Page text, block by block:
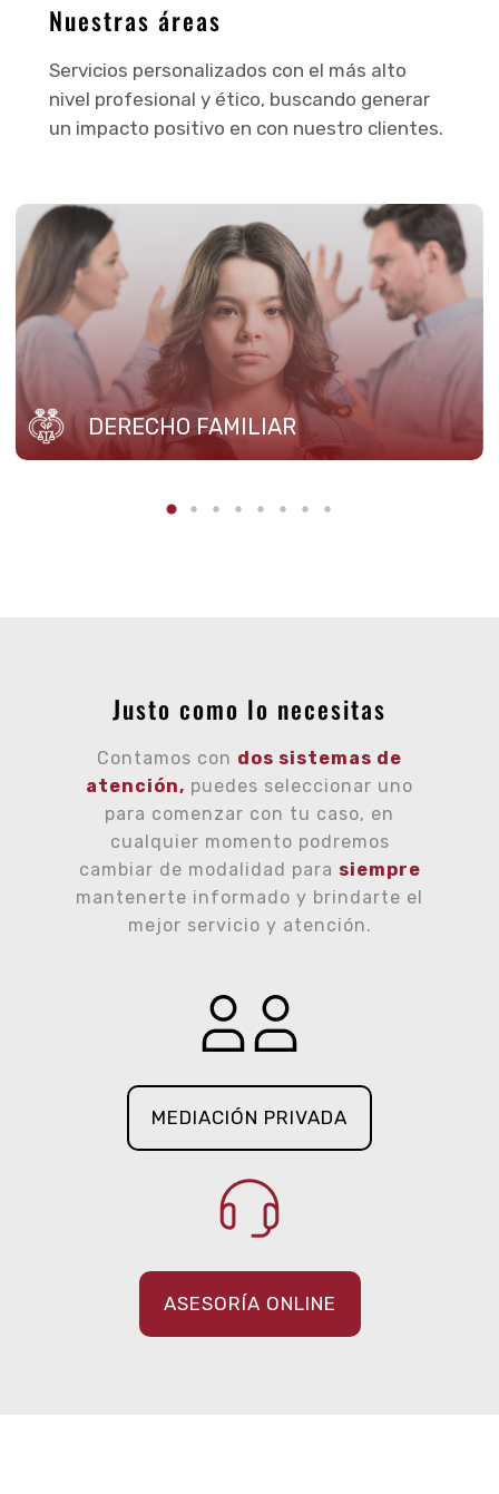
Nuestras áreas
Servicios personalizados con el más alto
nivel profesional y ético, buscando generar
un impacto positivo en con nuestro clientes.
DERECHO FAMILIAR
Justo como lo necesitas
Contamos con dos sistemas de
atención, puedes seleccionar uno
para comenzar con tu caso, en
cualquier momento podremos
cambiar de modalidad para siempre
mantenerte informado y brindarte el
mejor servicio y atención.
MEDIACIÓN PRIVADA
ASESORÍA ONLINE